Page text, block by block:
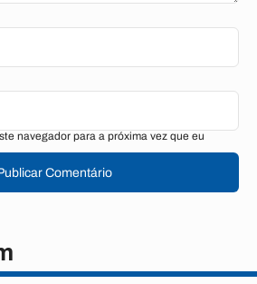
navegador para a próxima vez que eu
Comentário